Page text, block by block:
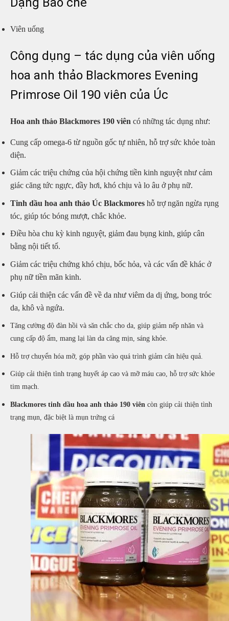
Viên uống
Công dụng – tác dụng của viên uống
hoa anh thảo Blackmores Evening
Primrose Oil 190 viên của Úc
Hoa anh thảo Blackmores 190 viên có những tác dụng như:
Cung cấp omega-6 từ nguồn gốc tự nhiên, hỗ trợ sức khỏe toàn
diện.
Giảm các triệu chứng của hội chứng tiền kinh nguyệt như cảm
giác căng tức ngực, đầy hơi, khó chịu và lo âu ở phụ nữ.
Tinh dầu hoa anh thảo Úc Blackmores hỗ trợ ngăn ngừa rụng
tóc, giúp tóc bóng mượt, chắc khỏe.
Điều hòa chu kỳ kinh nguyệt, giảm đau bụng kinh, giúp cân
bằng nội tiết tố.
Giảm các triệu chứng khó chịu, bốc hỏa, và các vấn đề khác ở
phụ nữ tiền mãn kinh.
Giúp cải thiện các vấn đề về da như viêm da dị ứng, bong tróc
da, khô và ngứa.
Tăng cường độ đàn hồi và săn chắc cho da, giúp giảm nếp nhăn và
cung cấp độ ẩm, mang lại làn da căng mịn, sáng khỏe.
Hỗ trợ chuyển hóa mỡ, góp phần vào quá trình giảm cân hiệu quả.
Giúp cải thiện tình trạng huyết áp cao và mỡ máu cao, hỗ trợ sức khỏe
tim mạch.
Blackmores tinh dầu hoa anh thảo 190 viên còn giúp cải thiện tình
trạng mụn, đặc biệt là mụn trứng cá